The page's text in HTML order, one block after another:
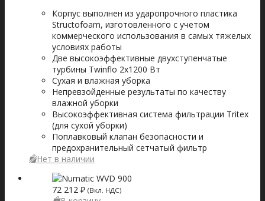
Корпус выполнен из ударопрочного пластика
Structofoam, изготовленного с учетом
коммерческого использования в самых тяжелых
условиях работы
Две высокоэффективные двухступенчатые
турбины Twinflo 2х1200 Вт
Сухая и влажная уборка
Непревзойденные результаты по качеству
влажной уборки
Высокоэффективная система фильтрации Tritex
(для сухой уборки)
Поплавковый клапан безопасности и
предохранительный сетчатый фильтр
Нет в наличии
72 212 ₽ (Вкл. НДС)